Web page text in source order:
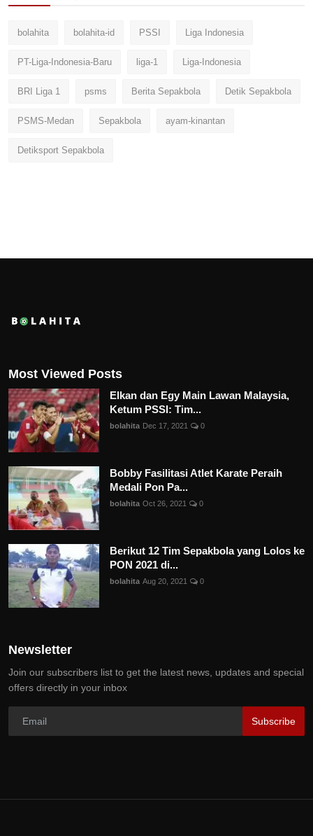
bolahita bolahita-id PSSI Liga Indonesia
PT-Liga-Indonesia-Baru liga-1 Liga-Indonesia
BRI Liga 1 psms Berita Sepakbola Detik Sepakbola
PSMS-Medan Sepakbola ayam-kinantan
Detiksport Sepakbola
Most Viewed Posts
Elkan dan Egy Main Lawan Malaysia,
Ketum PSSI: Tim...
bolahita Dec 17, 2021 0
Bobby Fasilitasi Atlet Karate Peraih
Medali Pon Pa...
bolahita Oct 26, 2021 0
Berikut 12 Tim Sepakbola yang Lolos ke
PON 2021 di...
bolahita Aug 20, 2021 0
Newsletter
Join our subscribers list to get the latest news, updates and special
offers directly in your inbox
Subscribe